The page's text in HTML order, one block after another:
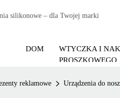
silikonowe – dla Twojej marki
DOM
WTYCZKA I
PROSZKOWEGO
reklamowe Urządzenia do